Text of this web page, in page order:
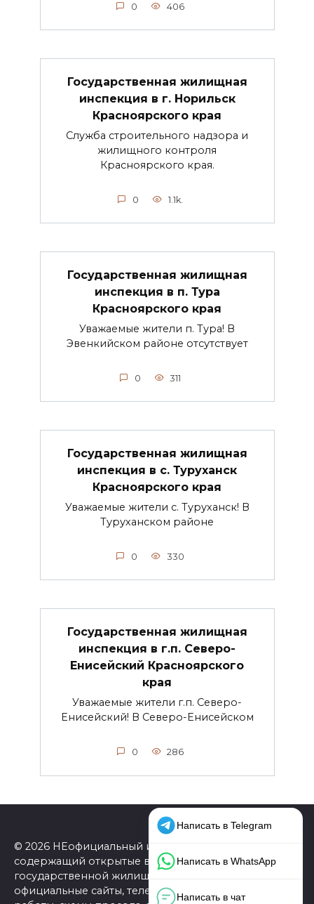
0 406
Государственная жилищная
инспекция в г. Норильск
Красноярского края
Служба строительного надзора и
жилищного контроля
Красноярского края.
0 1.1k.
Государственная жилищная
инспекция в п. Тура
Красноярского края
Уважаемые жители п. Тура! В
Эвенкийском районе отсутствует
0 311
Государственная жилищная
инспекция в с. Туруханск
Красноярского края
Уважаемые жители с. Туруханск! В
Туруханском районе
0 330
Государственная жилищная
инспекция в г.п. Северо-
Енисейский Красноярского
края
Уважаемые жители г.п. Северо-
Енисейский! В Северо-Енисейском
0 286
© 2026 НЕофициальный информационный сайт,
содержащий открытые выверенные данные о
государственной жилищной инспекции (ГЖИ):
официальные сайты, телефоны, адреса, графики